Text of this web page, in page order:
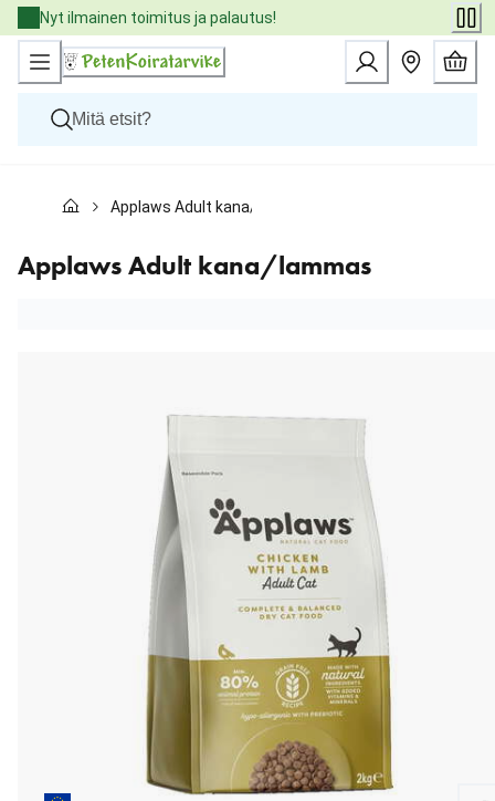
Skip
to
Content
Nyt ilmainen toimitus ja palautus!
Kissat
Eläinlääkäriruoat
Tuotemerkit
Applaws Adult kana/lammas
Applaws Adult kana/lammas